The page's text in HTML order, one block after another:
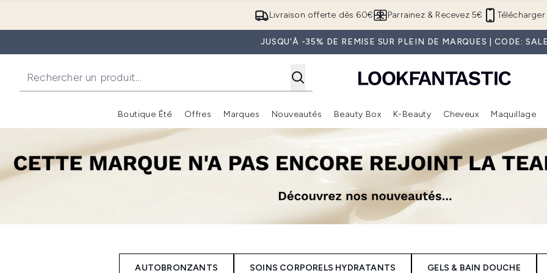
Passer au contenu principal
Livraison offerte dès 60€ Télécharger
Parrainez & Recevez 5€
JUSQU'À -35% DE REMISE SUR PLEIN DE MARQUES | CODE:
Boutique Été
Accédez au sous-menu (Boutique Été )
Offres
Accédez au sous-menu (Offres)
Marques
Accédez au sous-menu (Marques)
Nouveautés
Accédez au sous-menu (Nouveautés)
Beauty Box
Accédez au sous-menu (Beauty Box)
K-Beauty Cheveux Maquillage
AUTOBRONZANTS SOINS CORPORELS HYDRATANTS GELS & BAIN DOUCHE